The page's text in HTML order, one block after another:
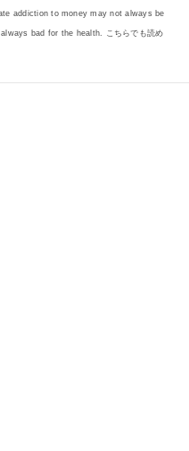
addiction to money may not always be
bad for the health. こちらでも読め